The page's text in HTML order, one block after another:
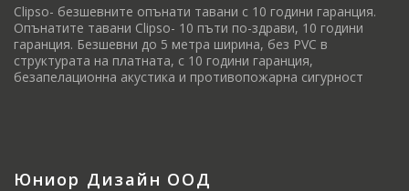
Clipso- безшевните опънати тавани с 10 години гаранция.
Опънатите тавани Clipso- 10 пъти по-здрави, 10 години
гаранция. Безшевни до 5 метра ширина, без PVC в
структурата на платната, с 10 години гаранция,
безапелационна акустика и противопожарна сигурност
Юниор Дизайн ООД